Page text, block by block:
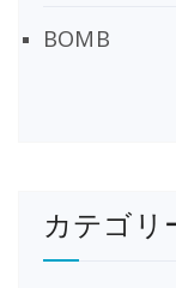
BOMB
カテゴリ